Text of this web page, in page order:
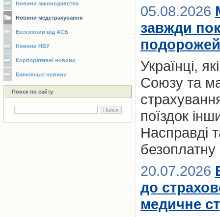
Новини законодавства
Новини медстрахування
Ексклюзив від АСБ
Новини НБУ
Корпоративні новини
Банківські новини
Поиск по сайту
05.08.2026
завжди
Українці,
Союзу та
поїздок
Насправді
20.07.2026
до
медичне